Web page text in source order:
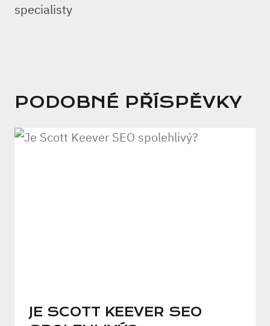
specialisty
PODOBNÉ PŘÍSPĚVKY
JE SCOTT KEEVER SEO